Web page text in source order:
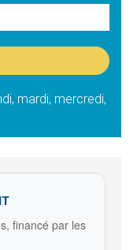
mardi, mercredi,
financé par les